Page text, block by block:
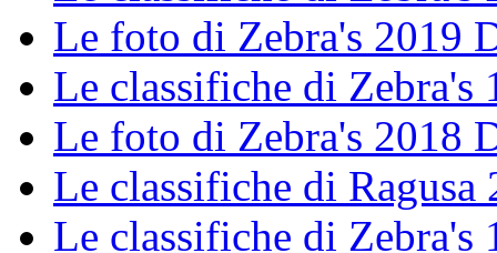
Le foto di Zebra's 2019
Le classifiche di Zebra's
Le foto di Zebra's 2018
Le classifiche di Ragusa
Le classifiche di Zebra's